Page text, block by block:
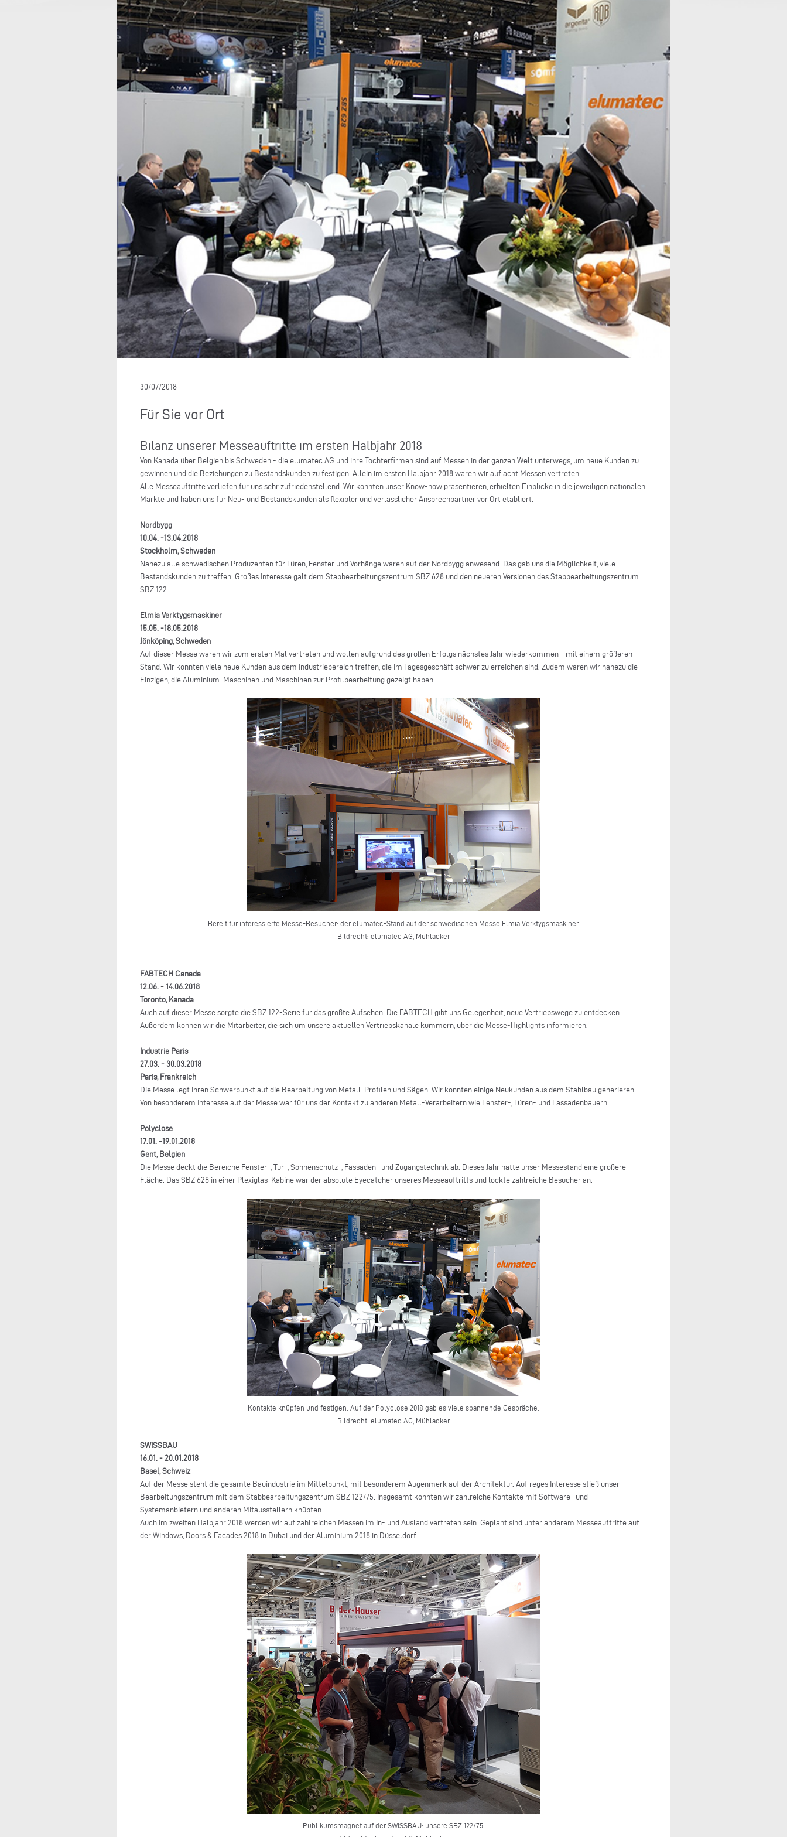
30/07/2018
Für Sie vor Ort
Bilanz unserer Messeauftritte im ersten Halbjahr 2018
Von Kanada über Belgien bis Schweden - die elumatec AG und ihre Tochterfirmen sind auf Messen in der ganzen Welt unterwegs, um neue Kunden zu
gewinnen und die Beziehungen zu Bestandskunden zu festigen. Allein im ersten Halbjahr 2018 waren wir auf acht Messen vertreten.
Alle Messeauftritte verliefen für uns sehr zufriedenstellend. Wir konnten unser Know-how präsentieren, erhielten Einblicke in die jeweiligen nationalen
Märkte und haben uns für Neu- und Bestandskunden als flexibler und verlässlicher Ansprechpartner vor Ort etabliert.
Nordbygg
10.04. -13.04.2018
Stockholm, Schweden
Nahezu alle schwedischen Produzenten für Türen, Fenster und Vorhänge waren auf der Nordbygg anwesend. Das gab uns die Möglichkeit, viele
Bestandskunden zu treffen. Großes Interesse galt dem Stabbearbeitungszentrum SBZ 628 und den neueren Versionen des Stabbearbeitungszentrum
SBZ 122.
Elmia Verktygsmaskiner
15.05. -18.05.2018
Jönköping, Schweden
Auf dieser Messe waren wir zum ersten Mal vertreten und wollen aufgrund des großen Erfolgs nächstes Jahr wiederkommen - mit einem größeren
Stand. Wir konnten viele neue Kunden aus dem Industriebereich treffen, die im Tagesgeschäft schwer zu erreichen sind. Zudem waren wir nahezu die
Einzigen, die Aluminium-Maschinen und Maschinen zur Profilbearbeitung gezeigt haben.
Bereit für interessierte Messe-Besucher: der elumatec-Stand auf der schwedischen Messe Elmia Verktygsmaskiner.
Bildrecht: elumatec AG, Mühlacker
FABTECH Canada
12.06. - 14.06.2018
Toronto, Kanada
Auch auf dieser Messe sorgte die SBZ 122-Serie für das größte Aufsehen. Die FABTECH gibt uns Gelegenheit, neue Vertriebswege zu entdecken.
Außerdem können wir die Mitarbeiter, die sich um unsere aktuellen Vertriebskanäle kümmern, über die Messe-Highlights informieren.
Industrie Paris
27.03. - 30.03.2018
Paris, Frankreich
Die Messe legt ihren Schwerpunkt auf die Bearbeitung von Metall-Profilen und Sägen. Wir konnten einige Neukunden aus dem Stahlbau generieren.
Von besonderem Interesse auf der Messe war für uns der Kontakt zu anderen Metall-Verarbeitern wie Fenster-, Türen- und Fassadenbauern.
Polyclose
17.01. -19.01.2018
Gent, Belgien
Die Messe deckt die Bereiche Fenster-, Tür-, Sonnenschutz-, Fassaden- und Zugangstechnik ab. Dieses Jahr hatte unser Messestand eine größere
Fläche. Das SBZ 628 in einer Plexiglas-Kabine war der absolute Eyecatcher unseres Messeauftritts und lockte zahlreiche Besucher an.
Kontakte knüpfen und festigen: Auf der Polyclose 2018 gab es viele spannende Gespräche.
Bildrecht: elumatec AG, Mühlacker
SWISSBAU
16.01. - 20.01.2018
Basel, Schweiz
Auf der Messe steht die gesamte Bauindustrie im Mittelpunkt, mit besonderem Augenmerk auf der Architektur. Auf reges Interesse stieß unser
Bearbeitungszentrum mit dem Stabbearbeitungszentrum SBZ 122/75. Insgesamt konnten wir zahlreiche Kontakte mit Software- und
Systemanbietern und anderen Mitausstellern knüpfen.
Auch im zweiten Halbjahr 2018 werden wir auf zahlreichen Messen im In- und Ausland vertreten sein. Geplant sind unter anderem Messeauftritte auf
der Windows, Doors & Facades 2018 in Dubai und der Aluminium 2018 in Düsseldorf.
Publikumsmagnet auf der SWISSBAU: unsere SBZ 122/75.